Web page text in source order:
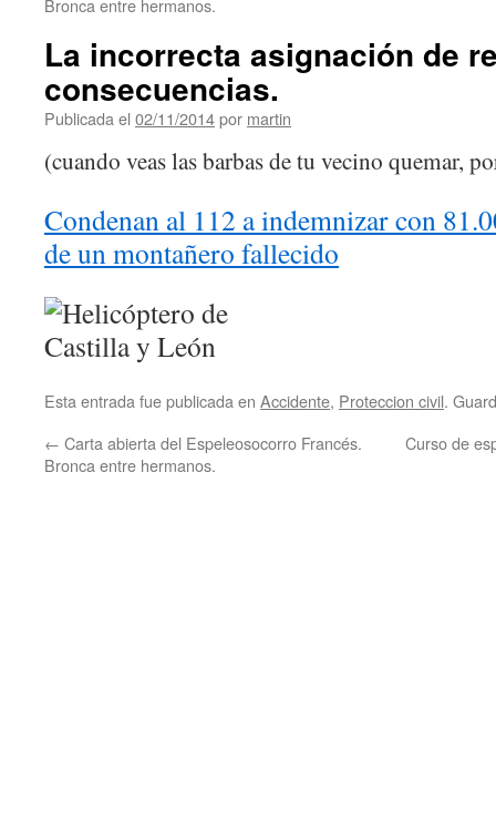
Bronca entre hermanos.
La incorrecta asignación de
consecuencias.
Publicada el 02/11/2014por martin
(cuando veas las barbas de tu vecino quemar,
Condenan al 112 a indemnizar con
de un montañero fallecido
Esta entrada fue publicada en Accidente, Proteccion civil.
← Carta abierta del Espeleosocorro Francés.
Bronca entre hermanos.
Curso de